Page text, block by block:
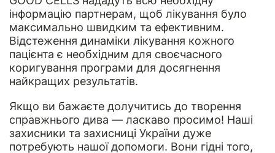
інформацію партнерам, щоб лікування було
максимально швидким та ефективним.
Відстеження динаміки лікування кожного
пацієнта є необхідним для своєчасного
коригування програми для досягнення
найкращих результатів.
Якщо ви бажаєте долучитись до творення
справжнього дива — ласкаво просимо! Наші
захисники та захисниці України дуже
потребують нашої допомоги. Вони гідні того,